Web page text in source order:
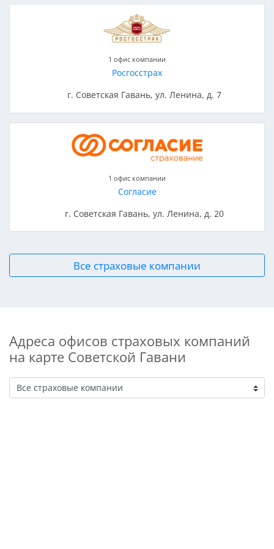
1 офис компании
Росгосстрах
г. Советская Гавань, ул. Ленина, д. 7
1 офис компании
Согласие
г. Советская Гавань, ул. Ленина, д. 20
Все страховые компании
Адреса офисов страховых компаний
на карте Советской Гавани